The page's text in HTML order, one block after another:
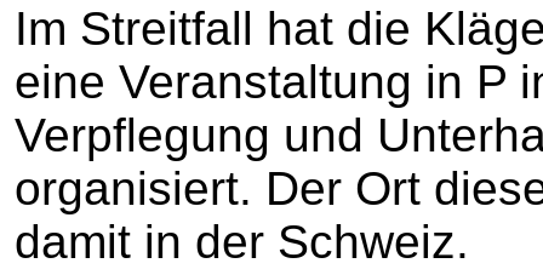
Im Streitfall hat die
eine Veranstaltung in P
Verpflegung und
organisiert. Der Ort
damit in der Schweiz.